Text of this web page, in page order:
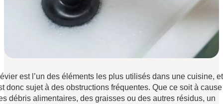
est l’un des éléments les plus utilisés dans une cuisine,
donc sujet à des obstructions fréquentes. Que ce soit à cause
débris alimentaires, des graisses ou des autres résidus, un